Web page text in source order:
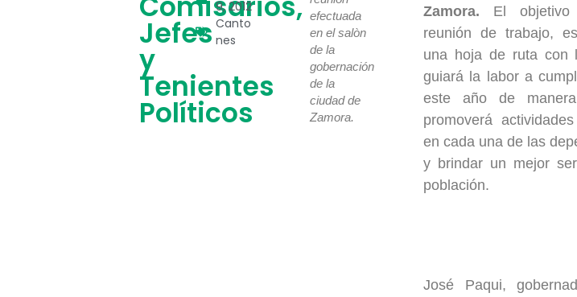
Jefes
y
Tenientes
Políticos
9, 2012
Canto
nes
efectuada
en el salòn
de la
gobernación
de la
ciudad de
Zamora.
Zamora. El
reunión de trabajo,
una hoja de ruta con
guiará la labor a
este año de
promoverá actividades
en cada una de las
y brindar un mejor
población.
José Paqui,